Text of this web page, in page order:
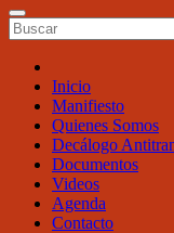
Inicio
Manifiesto
Quienes Somos
Decálogo
Documentos
Videos
Agenda
Contacto